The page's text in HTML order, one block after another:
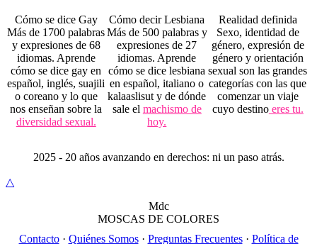
Cómo se dice Gay
Más de 1700 palabras
y expresiones de 68
idiomas. Aprende
cómo se dice gay en
español, inglés, suajili
o coreano y lo que
nos enseñan sobre la
diversidad sexual.
Cómo decir Lesbiana
Más de 500 palabras y
expresiones de 27
idiomas. Aprende
cómo se dice lesbiana
en español, italiano o
kalaaslisut y de dónde
sale el machismo de
hoy.
Realidad definida
Sexo, identidad de
género, expresión de
género y orientación
sexual son las grandes
categorías con las que
comenzar un viaje
cuyo destinoeres tu.
2025 - 20 años avanzando en derechos: ni un paso atrás.
△
Mdc
MOSCAS DE COLORES
Contacto· Quiénes Somos· Preguntas Frecuentes· Política de